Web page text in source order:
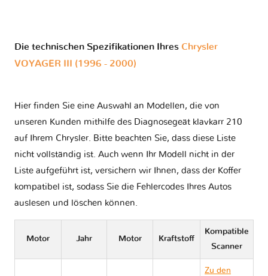
Die technischen Spezifikationen Ihres Chrysler
VOYAGER III (1996 - 2000)
Hier finden Sie eine Auswahl an Modellen, die von
unseren Kunden mithilfe des Diagnosegeät klavkarr 210
auf Ihrem Chrysler. Bitte beachten Sie, dass diese Liste
nicht vollständig ist. Auch wenn Ihr Modell nicht in der
Liste aufgeführt ist, versichern wir Ihnen, dass der Koffer
kompatibel ist, sodass Sie die Fehlercodes Ihres Autos
auslesen und löschen können.
Motor Jahr Motor Kraftstoff
Kompatible
Scanner
Zu den